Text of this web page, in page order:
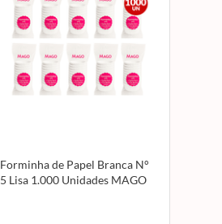
Forminha de Papel Branca N°
5 Lisa 1.000 Unidades MAGO